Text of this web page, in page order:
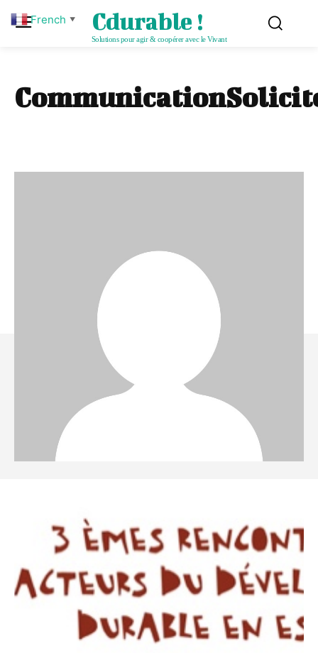
Cdurable !
Solutions pour agir & coopérer avec le Vivant
French ▼